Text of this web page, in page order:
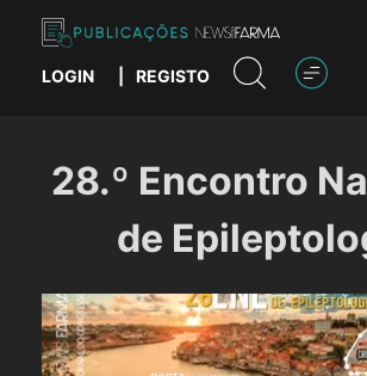
content
Publicações News Farma
LOGIN REGISTO
28.º Encontro
de